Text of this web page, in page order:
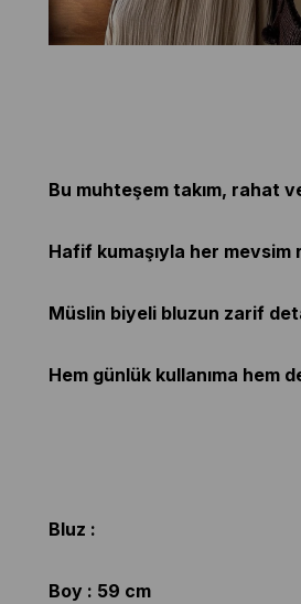
Bu muhteşem takım, rahat
Hafif kumaşıyla her mevsim
Müslin biyeli bluzun zarif
Hem günlük kullanıma hem
Bluz :
Boy : 59 cm